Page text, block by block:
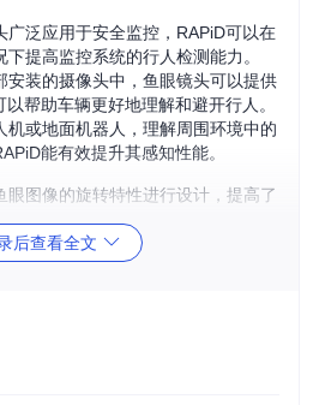
广泛应用于安全监控，RAPiD可以在
提高监控系统的行人检测能力。
安装的摄像头中，鱼眼镜头可以提供
帮助车辆更好地理解和避开行人。
机或地面机器人，理解周围环境中的
能有效提升其感知性能。
眼图像的旋转特性进行设计，提高了
HABBOF 和 CEPDOF 数据集上
现出强大的行人检测能力。
后查看全文